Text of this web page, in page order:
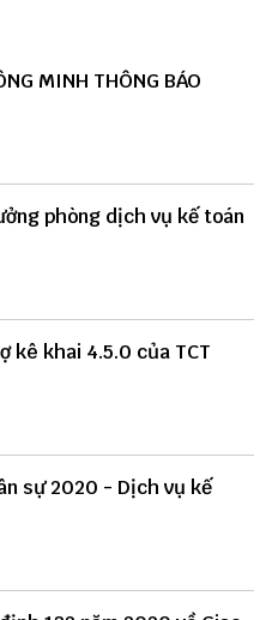
MINH THÔNG BÁO
phòng dịch vụ kế toán
kê khai 4.5.0 của TCT
sự 2020 - Dịch vụ kế